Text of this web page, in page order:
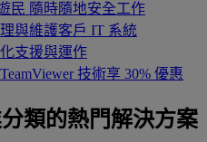
民 隨時隨地安全工作
與維護客戶 IT 系統
支援與運作
TeamViewer 技術享 30% 優惠
類的熱門解決方案